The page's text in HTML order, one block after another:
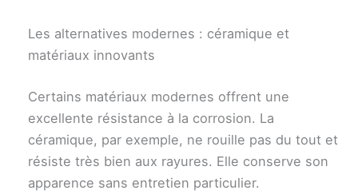
Les alternatives modernes : céramique et
matériaux innovants
Certains matériaux modernes offrent une
excellente résistance à la corrosion. La
céramique, par exemple, ne rouille pas du tout et
résiste très bien aux rayures. Elle conserve son
apparence sans entretien particulier.